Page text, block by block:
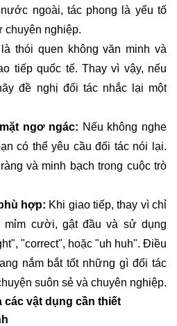
ngoài, tác phong là yếu tố
chuyên nghiệp.
thói quen không văn minh và
tiếp quốc tế. Thay vì vậy, nếu
đề nghị đối tác nhắc lại một
ngơ ngác: Nếu không nghe
có thể yêu cầu đối tác nói lại.
và minh bạch trong cuộc trò
hợp: Khi giao tiếp, thay vì chỉ
mỉm cười, gật đầu và sử dụng
"correct", hoặc "uh huh". Điều
nắm bắt tốt những gì đối tác
suôn sẻ và chuyên nghiệp.
các vật dụng cần thiết